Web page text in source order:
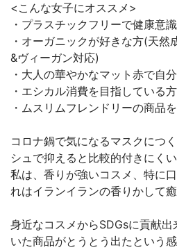
<こんな女子にオススメ>
・プラスチックフリーで健康意
・オーガニックが好きな方(天然
&ヴィーガン対応)
・大人の華やかなマット赤で自
・エシカル消費を目指している方
・ムスリムフレンドリーの商品
コロナ鍋で気になるマスクにつ
シュで抑えると比較的付きにくい
私は、香りが強いコスメ、特に
れはイランイランの香りかして
身近なコスメからSDGsに貢献
いた商品がとうとう出たという感